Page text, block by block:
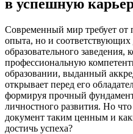
в успешную
Современный мир требует от
опыта, но и
образовательного заведения,
профессиональную
образовании, выданный
открывает перед его
формируя прочный фундамент
личностного развития. Но
документ таким ценным и
достичь успеха?